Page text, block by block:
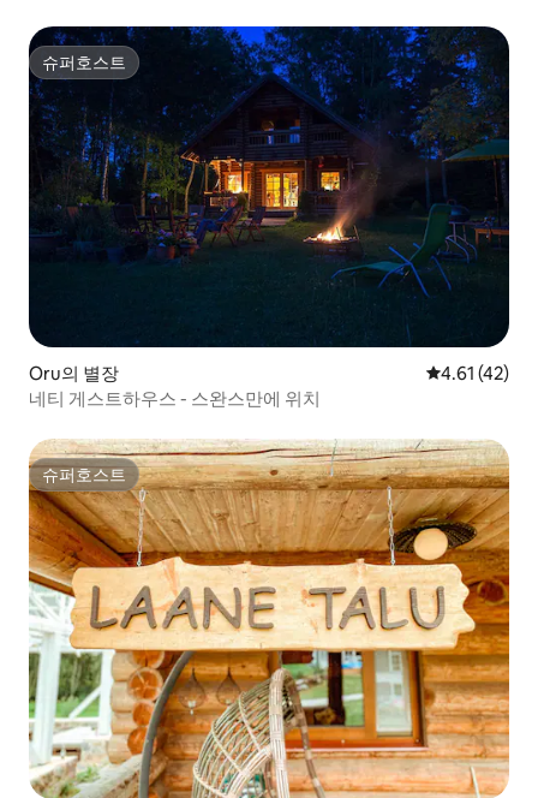
슈퍼호스트
슈퍼호스트
Oru의 별장 평점 4.61점
4.61 (42)
네티 게스트하우스 - 스완스만에 위치
슈퍼호스트
슈퍼호스트